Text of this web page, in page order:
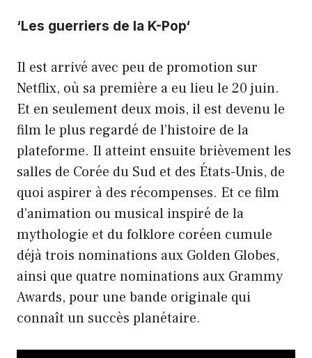
‘Les guerriers de la K-Pop‘
Il est arrivé avec peu de promotion sur
Netflix, où sa première a eu lieu le 20 juin.
Et en seulement deux mois, il est devenu le
film le plus regardé de l’histoire de la
plateforme. Il atteint ensuite brièvement les
salles de Corée du Sud et des États-Unis, de
quoi aspirer à des récompenses. Et ce film
d’animation ou musical inspiré de la
mythologie et du folklore coréen cumule
déjà trois nominations aux Golden Globes,
ainsi que quatre nominations aux Grammy
Awards, pour une bande originale qui
connaît un succès planétaire.